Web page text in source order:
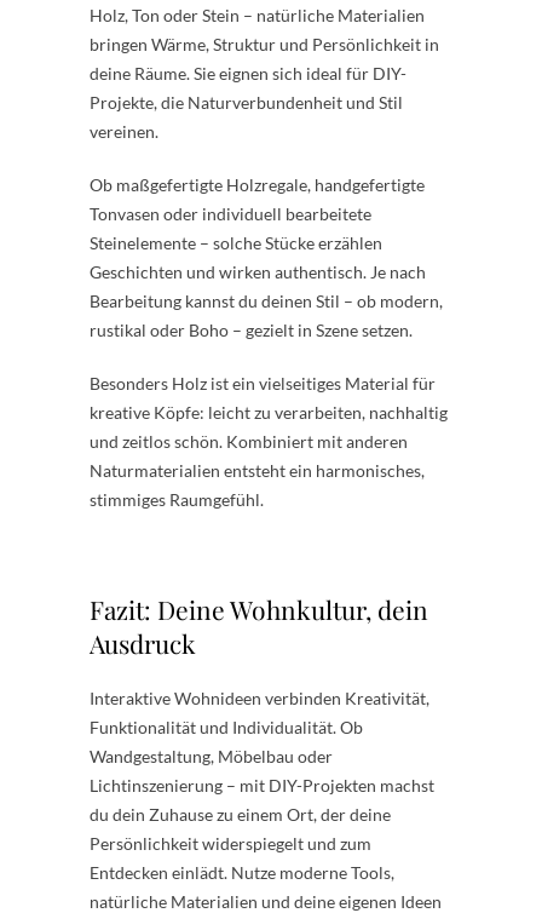
Holz, Ton oder Stein – natürliche Materialien
bringen Wärme, Struktur und Persönlichkeit in
deine Räume. Sie eignen sich ideal für DIY-
Projekte, die Naturverbundenheit und Stil
vereinen.
Ob maßgefertigte Holzregale, handgefertigte
Tonvasen oder individuell bearbeitete
Steinelemente – solche Stücke erzählen
Geschichten und wirken authentisch. Je nach
Bearbeitung kannst du deinen Stil – ob modern,
rustikal oder Boho – gezielt in Szene setzen.
Besonders Holz ist ein vielseitiges Material für
kreative Köpfe: leicht zu verarbeiten, nachhaltig
und zeitlos schön. Kombiniert mit anderen
Naturmaterialien entsteht ein harmonisches,
stimmiges Raumgefühl.
Fazit: Deine Wohnkultur, dein
Ausdruck
Interaktive Wohnideen verbinden Kreativität,
Funktionalität und Individualität. Ob
Wandgestaltung, Möbelbau oder
Lichtinszenierung – mit DIY-Projekten machst
du dein Zuhause zu einem Ort, der deine
Persönlichkeit widerspiegelt und zum
Entdecken einlädt. Nutze moderne Tools,
natürliche Materialien und deine eigenen Ideen